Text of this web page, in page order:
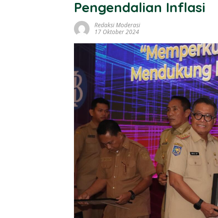
Pengendalian Inflasi
Redaksi Moderasi
17 Oktober 2024